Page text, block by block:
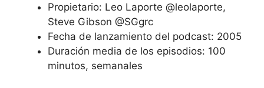
Propietario: Leo Laporte @leolaporte,
Steve Gibson @SGgrc
Fecha de lanzamiento del podcast: 2005
Duración media de los episodios: 100
minutos, semanales